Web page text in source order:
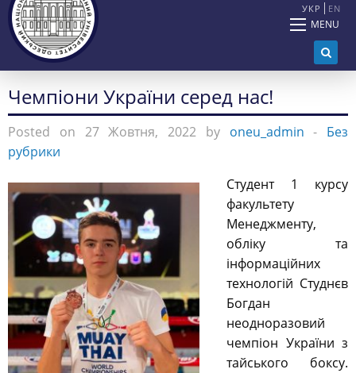
УКР EN
MENU
Чемпіони України серед нас!
Posted on 27 Жовтня, 2022 by oneu_admin - Без
рубрики
Студент 1 курсу
факультету
Менеджменту,
обліку та
інформаційних
технологій Студнєв
Богдан
неодноразовий
чемпіон України з
тайського боксу.